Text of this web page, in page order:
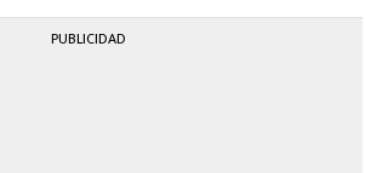
PUBLICIDAD